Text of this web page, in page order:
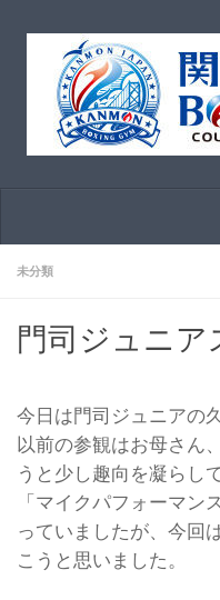
コンテンツへスキップ
未分類
門司ジュニア
今日は門司ジュニアの
以前の参観はお母さん
うと少し趣向を凝らし
「マイクパフォーマ
っていましたが、今回
こうと思いました。